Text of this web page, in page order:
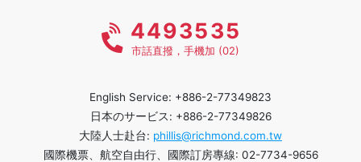
4493535
市話直撥，手機加 (02)
English Service: +886-2-77349823
日本のサービス: +886-2-77349826
大陸人士赴台: phillis@richmond.com.tw
國際機票、航空自由行、國際訂房專線: 02-7734-9656